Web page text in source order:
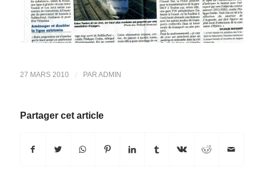
27 MARS 2010 / PAR ADMIN
Partager cet article